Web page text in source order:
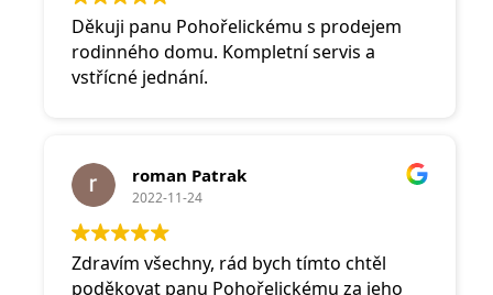
Děkuji panu Pohořelickému s prodejem
rodinného domu. Kompletní servis a
vstřícné jednání.
roman Patrak
2022-11-24
Zdravím všechny, rád bych tímto chtěl
poděkovat panu Pohořelickému za jeho